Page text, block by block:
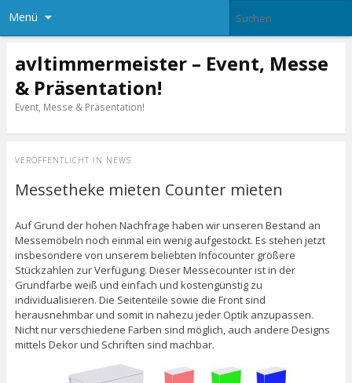
Menü
avltimmermeister – Event, Messe
& Präsentation!
Event, Messe & Präsentation!
VERÖFFENTLICHT IN NEWS
Messetheke mieten Counter mieten
Auf Grund der hohen Nachfrage haben wir unseren Bestand an
Messemöbeln noch einmal ein wenig aufgestockt. Es stehen jetzt
insbesondere von unserem beliebten Infocounter größere
Stückzahlen zur Verfügung. Dieser Messecounter ist in der
Grundfarbe weiß und einfach und kostengünstig zu
individualisieren. Die Seitenteile sowie die Front sind
herausnehmbar und somit in nahezu jeder Optik anzupassen.
Nicht nur verschiedene Farben sind möglich, auch andere Designs
mittels Dekor und Schriften sind machbar.